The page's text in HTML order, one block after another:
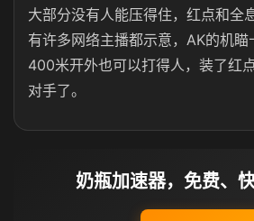
大部分没有人能压得住，红点和全
有许多网络主播都示意，AK的机瞄
400米开外也可以打得人，装了红
对手了。
奶瓶加速器，免费、